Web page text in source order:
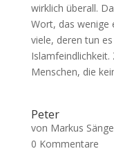
wirklich überall.
Wort, das wenige
viele, deren tun
Menschen, die
Peter
von Markus
0 Kommentare